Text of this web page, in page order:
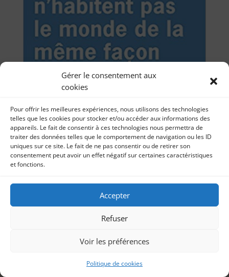
Gérer le consentement aux
cookies
Pour offrir les meilleures expériences, nous utilisons des technologies
telles que les cookies pour stocker et/ou accéder aux informations des
appareils. Le fait de consentir à ces technologies nous permettra de
traiter des données telles que le comportement de navigation ou les ID
uniques sur ce site. Le fait de ne pas consentir ou de retirer son
consentement peut avoir un effet négatif sur certaines caractéristiques
et fonctions.
Accepter
Refuser
Voir les préférences
Politique de cookies
Chronique Littérature « LE LIREZ-VOUS » ? Tous
les hommes… » – Jean-Paul Dubois
vous présente ma dixième chronique littérature avec
mon avis, suivi de la lecture...